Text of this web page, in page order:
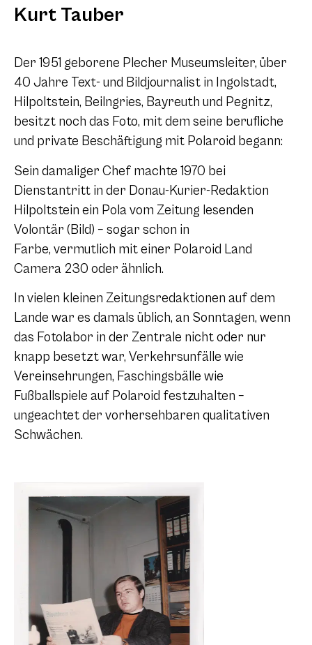
Kurt Tauber
Der 1951 geborene Plecher Museumsleiter, über
40 Jahre Text- und Bildjournalist in Ingolstadt,
Hilpoltstein, Beilngries, Bayreuth und Pegnitz,
besitzt noch das Foto, mit dem seine berufliche
und private Beschäftigung mit Polaroid begann:
Sein damaliger Chef machte 1970 bei
Dienstantritt in der Donau-Kurier-Redaktion
Hilpoltstein ein Pola vom Zeitung lesenden
Volontär (Bild) – sogar schon in
Farbe, vermutlich mit einer Polaroid Land
Camera 230 oder ähnlich.
In vielen kleinen Zeitungsredaktionen auf dem
Lande war es damals üblich, an Sonntagen, wenn
das Fotolabor in der Zentrale nicht oder nur
knapp besetzt war, Verkehrsunfälle wie
Vereinsehrungen, Faschingsbälle wie
Fußballspiele auf Polaroid festzuhalten –
ungeachtet der vorhersehbaren qualitativen
Schwächen.